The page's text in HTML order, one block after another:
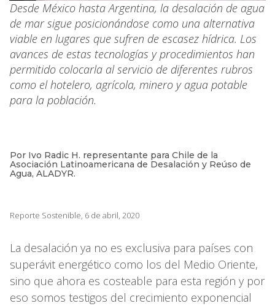
Desde México hasta Argentina, la desalación de agua
de mar sigue posicionándose como una alternativa
viable en lugares que sufren de escasez hídrica. Los
avances de estas tecnologías y procedimientos han
permitido colocarla al servicio de diferentes rubros
como el hotelero, agrícola, minero y agua potable
para la población.
Por Ivo Radic H. representante para Chile de la
Asociación Latinoamericana de Desalación y Reúso de
Agua, ALADYR.
Reporte Sostenible, 6 de abril, 2020
La desalación ya no es exclusiva para países con
superávit energético como los del Medio Oriente,
sino que ahora es costeable para esta región y por
eso somos testigos del crecimiento exponencial